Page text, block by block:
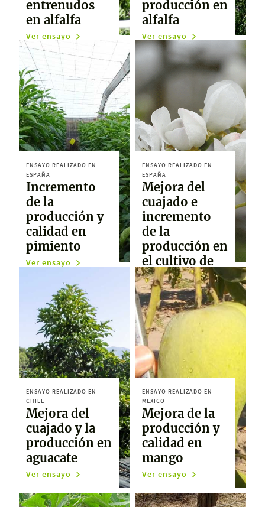
entrenudos
en alfalfa
Ver ensayo
producción en
alfalfa
Ver ensayo
ENSAYO REALIZADO EN
ESPAÑA
Incremento
de la
producción y
calidad en
pimiento
Ver ensayo
ENSAYO REALIZADO EN
ESPAÑA
Mejora del
cuajado e
incremento
de la
producción en
el cultivo de
pera
Ver ensayo
ENSAYO REALIZADO EN
CHILE
Mejora del
cuajado y la
producción en
aguacate
Ver ensayo
ENSAYO REALIZADO EN
MEXICO
Mejora de la
producción y
calidad en
mango
Ver ensayo